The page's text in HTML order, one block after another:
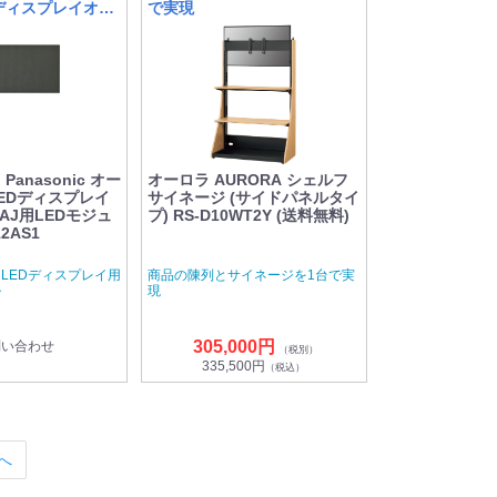
スプレイオプ
Panasonic オー
ディスプレイ
用LEDモジュ
ディスプレイ用
合わせ
で実現
オーロラ AURORA シェルフ
サイネージ (サイドパネルタイ
プ) RS-D10WT2Y (送料無料)
商品の陳列とサイネージを1台で実
現
305,000円 （税別）
335,500円 （税込）